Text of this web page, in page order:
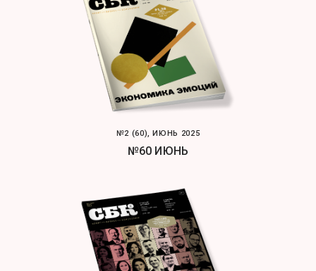
№2 (60), ИЮНЬ 2025
№60 ИЮНЬ